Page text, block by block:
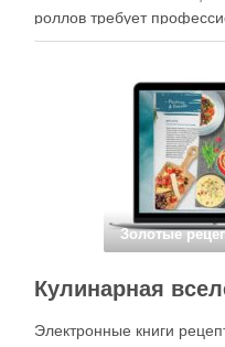
роллов требует
специального
кухне. Главное — …
Золотые
Электронные книги